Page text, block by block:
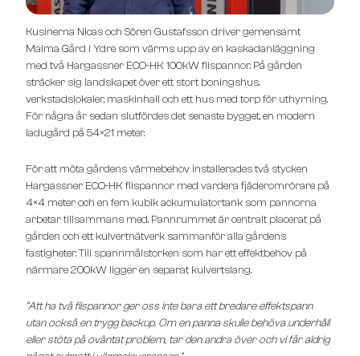
Kusinerna Nicas och Sören Gustafsson driver gemensamt
Malma Gård i Ydre som värms upp av en kaskadanläggning
med två Hargassner ECO-HK 100kW flispannor. På gården
sträcker sig landskapet över ett stort boningshus,
verkstadslokaler, maskinhall och ett hus med torp för uthyrning.
För några år sedan slutfördes det senaste bygget, en modern
ladugård på 54×21 meter.
För att möta gårdens värmebehov installerades två stycken
Hargassner ECO-HK flispannor med vardera fjäderomrörare på
4×4 meter och en fem kubik ackumulatortank som pannorna
arbetar tillsammans med. Pannrummet är centralt placerat på
gården och ett kulvertnätverk sammanför alla gårdens
fastigheter. Till spannmålstorken som har ett effektbehov på
närmare 200kW ligger en separat kulvertslang.
“Att hatvå flispannor ger oss inte bara ett bredare effektspann
utan också en trygg backup. Om en panna skulle behöva underhåll
eller stöta på oväntat problem, tar den andra över och vi får aldrig